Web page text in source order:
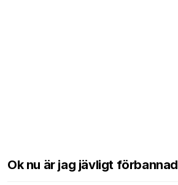
Ok nu är jag jävligt förbannad